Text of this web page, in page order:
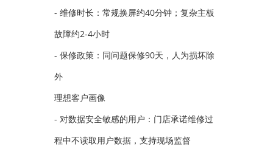
- 维修时长：常规换屏约40分钟；复杂主板
故障约2-4小时
- 保修政策：同问题保修90天，人为损坏除
外
理想客户画像
- 对数据安全敏感的用户：门店承诺维修过
程中不读取用户数据，支持现场监督